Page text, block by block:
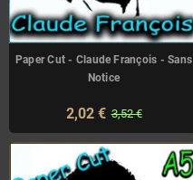
Paper Cut - Claude François - Sans
Notice
2,02 € 3,52 €